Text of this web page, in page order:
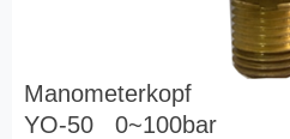
Manometerkopf
YO-50 0~100bar